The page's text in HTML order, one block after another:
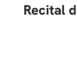
Recital